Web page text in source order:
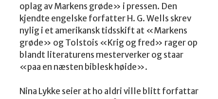
oplag av Markens grøde» i pressen. Den
kjendte engelske forfatter H. G. Wells skrev
nylig i et amerikansk tidsskift at «Markens
grøde» og Tolstois «Krig og fred» rager op
blandt literaturens mesterverker og staar
«paa en næsten biblesk høide».
Nina Lykke seier at ho aldri ville blitt forfattar